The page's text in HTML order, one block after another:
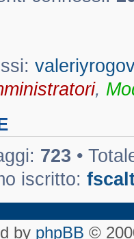
,
723 •
iscritto:
by phpBB ©